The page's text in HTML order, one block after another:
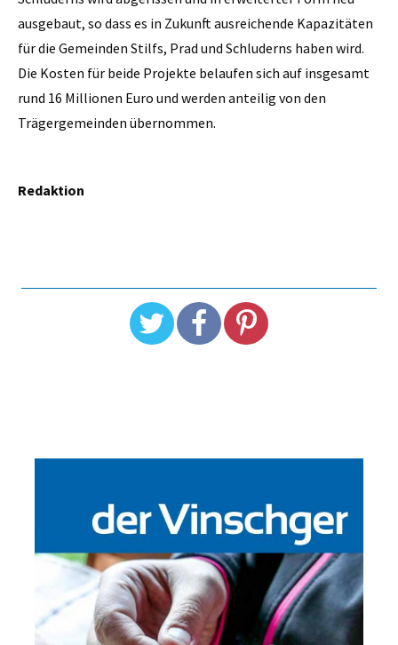
ausgebaut, so dass es in Zukunft ausreichende Kapazitäten
für die Gemeinden Stilfs, Prad und Schluderns haben wird.
Die Kosten für beide Projekte belaufen sich auf insgesamt
rund 16 Millionen Euro und werden anteilig von den
Trägergemeinden übernommen.
Redaktion